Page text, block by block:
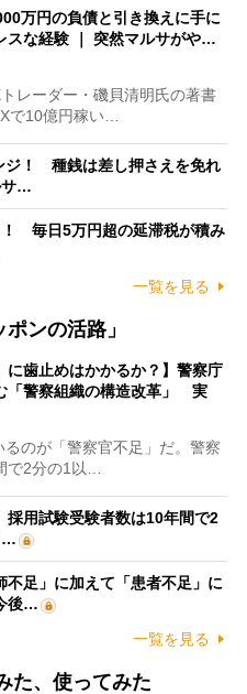
万円の負債と引き換えに手に
スな経験 ｜ 突然マルサがや…
レーダー・磯貝清明氏の著書
で10億円稼い…
ジ！ 種銭は差し押さえを免れ
サ…
！ 毎日5万円超の延滞税が積み
一覧を見る
ンの活路」
に歯止めはかかるか？】警察庁
「警察組織の構造改革」 実
のが「警察官不足」だ。警察
で2分の1以…
採用試験受験者数は10年間で2
…
不足」に加えて「患者不足」に
後…
一覧を見る
た、使ってみた